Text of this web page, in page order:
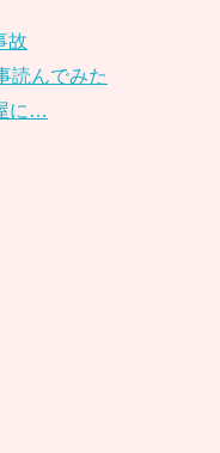
故
読んでみた
に…